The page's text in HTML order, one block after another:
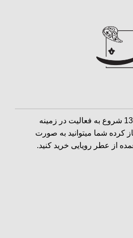
عطر رویایی از سال 1393 شروع به فعالیت در زمینه
کرده شما میتوانید به صورت
از عطر رویایی خرید کنید.